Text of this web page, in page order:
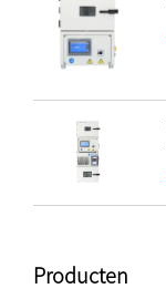
Producten